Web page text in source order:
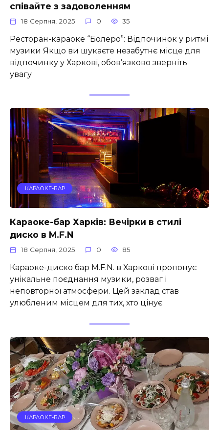
співайте з задоволенням
18 Серпня, 2025 0 35
Ресторан-караоке “Болеро”: Відпочинок у ритмі
музики Якщо ви шукаєте незабутнє місце для
відпочинку у Харкові, обов’язково зверніть
увагу
КАРАОКЕ-БАР
Караоке-бар Харків: Вечірки в стилі
диско в M.F.N
18 Серпня, 2025 0 85
Караоке-диско бар M.F.N. в Харкові пропонує
унікальне поєднання музики, розваг і
неповторної атмосфери. Цей заклад став
улюбленим місцем для тих, хто цінує
КАРАОКЕ-БАР